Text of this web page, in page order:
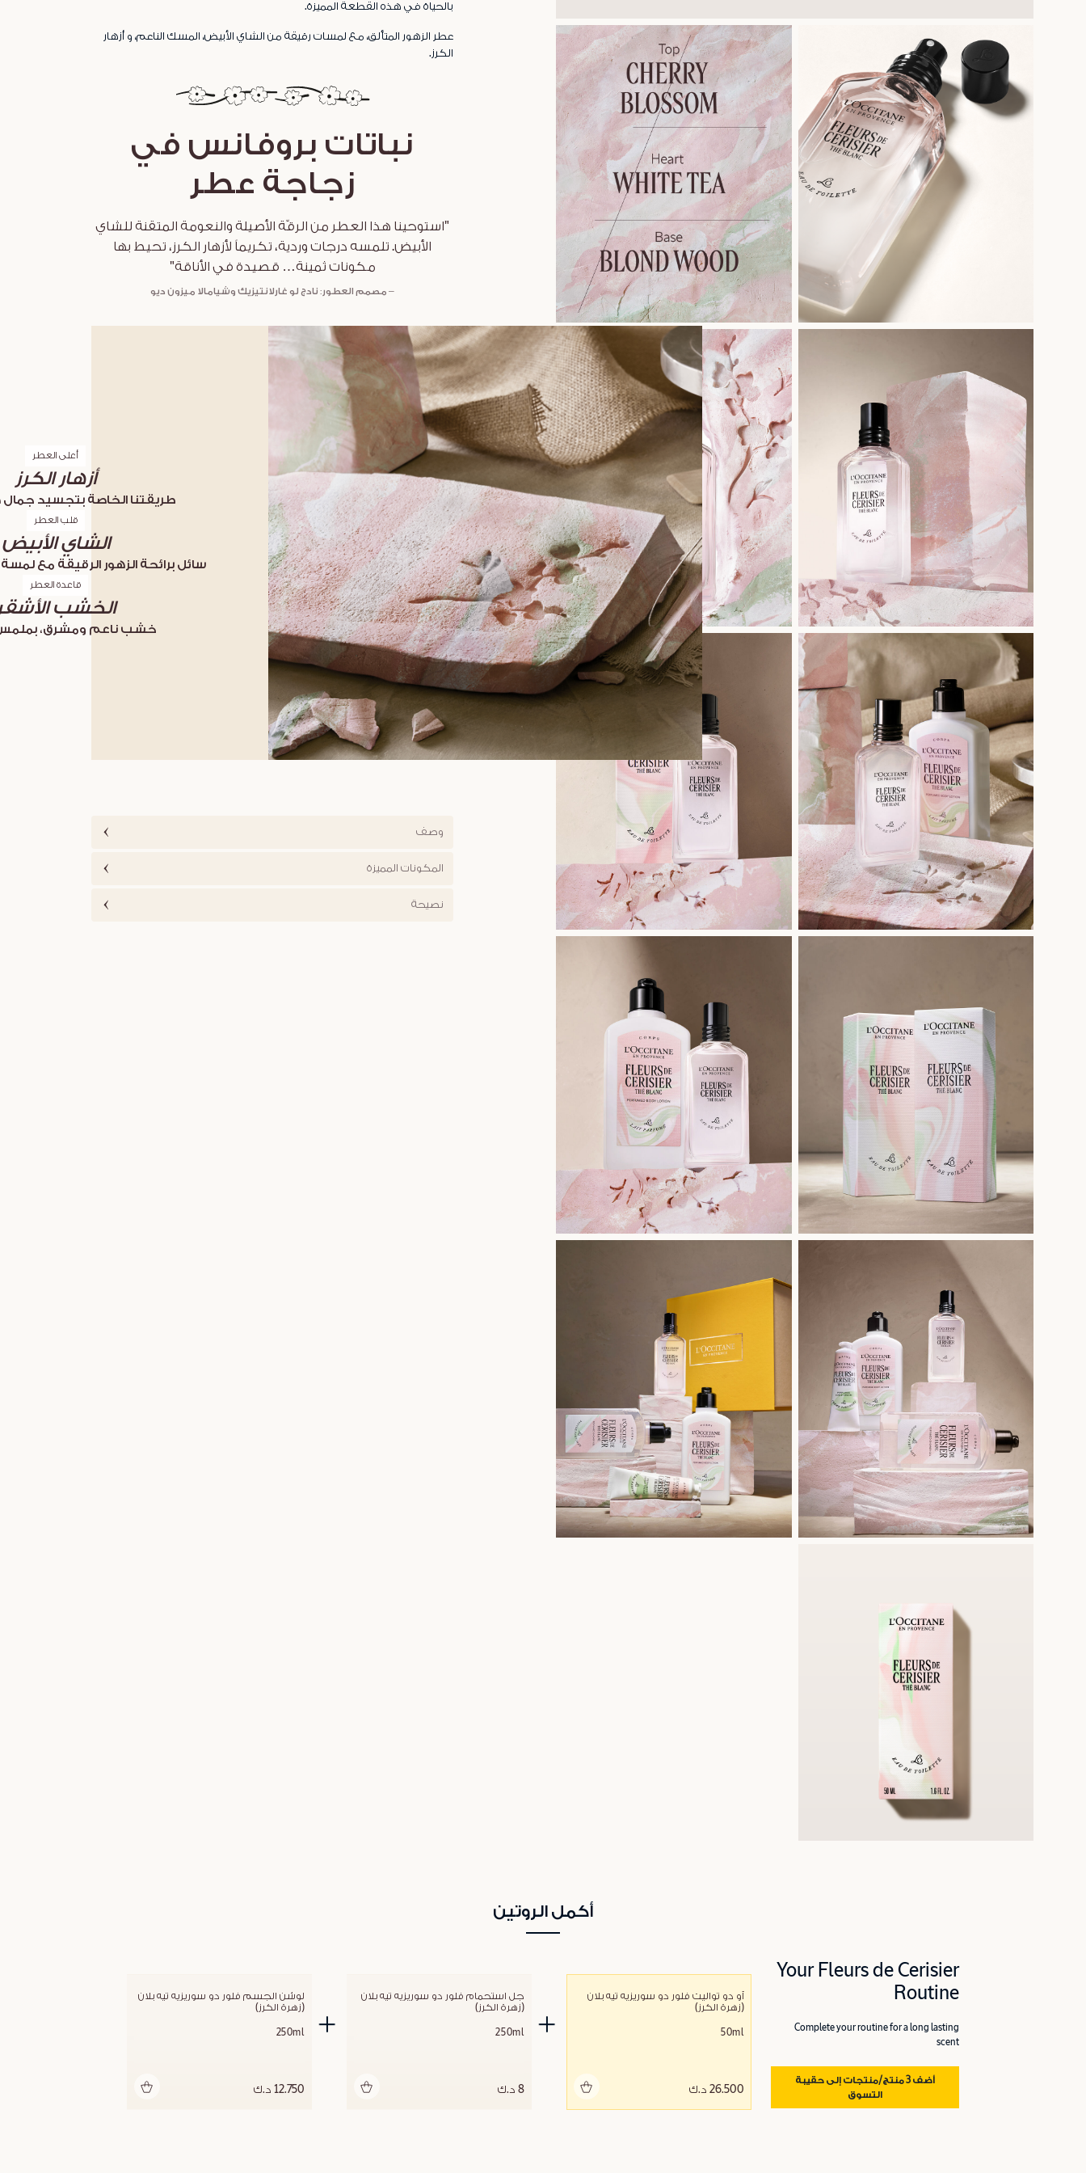
بالحياة في هذه القطعة المميزة.
عطر الزهور المتألق، مع لمسات رقيقة من الشاي الأبيض، المسك الناعم، و أزهار
الكرز.
نباتات بروفانس في
زجاجة عطر
"استوحينا هذا العطر من الرقّة الأصيلة والنعومة المتقنة للشاي
الأبيض. تلمسه درجات وردية، تكريماً لأزهار الكرز، تحيط بها
مكونات ثمينة… قصيدة في الأناقة"
– مصمم العطور: نادج لو غارلانتيزيك وشيامالا ميزون ديو
أعلى العطر
أزهار الكرز
طريقتنا الخاصة بتجسيد جمال
قلب العطر
الشاي الأبيض
سائل برائحة الزهور الرقيقة مع
قاعدة العطر
الخشب
خشب ناعم ومشرق،
وصف
المكونات المميزة
نصيحة
أكمل الروتين
Your Fleurs de Cerisier
Routine
Complete your routine for a long lasting
scent
أضف 3 منتج/منتجات إلى حقيبة
التسوق
(زهرة الكرز)
50ml
26.500 د.ك
(زهرة الكرز)
250ml
8 د.ك
(زهرة الكرز)
250ml
12.750 د.ك